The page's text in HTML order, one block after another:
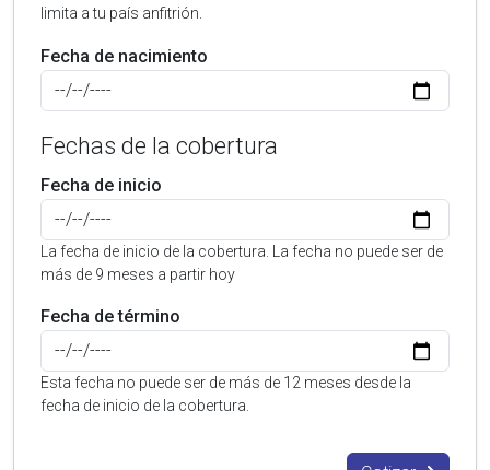
limita a tu país anfitrión.
Fecha de nacimiento
Fechas de la cobertura
Fecha de inicio
La fecha de inicio de la cobertura. La fecha no puede ser de
más de 9 meses a partir hoy
Fecha de término
Esta fecha no puede ser de más de 12 meses desde la
fecha de inicio de la cobertura.